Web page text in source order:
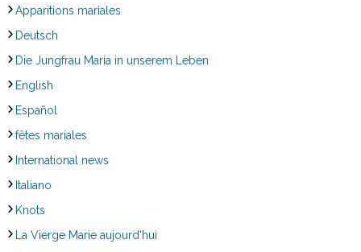
Apparitions mariales
Deutsch
Die Jungfrau Maria in unserem Leben
English
Español
fêtes mariales
International news
Italiano
Knots
La Vierge Marie aujourd'hui